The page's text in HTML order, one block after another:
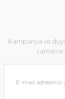
Kampanya ve
zaman